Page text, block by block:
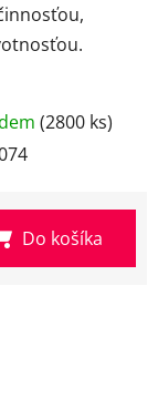
(2800 ks)
Do košíka